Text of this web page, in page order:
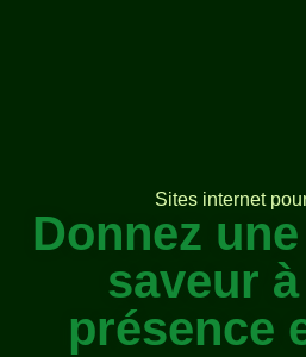
Sites internet
Donnez
saveur
présence